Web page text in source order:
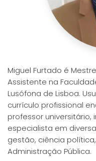
Miguel Furtado é
Assistente na
Lusófona de Lisboa.
currículo profissional
professor
especialista em
gestão, ciência
Administração Pública.